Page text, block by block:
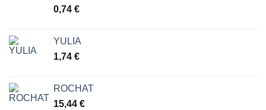
0,74 €
YULIA
1,74 €
ROCHAT
15,44 €